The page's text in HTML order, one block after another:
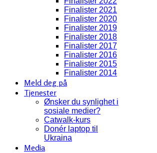
Finalister 2021
Finalister 2020
Finalister 2019
Finalister 2018
Finalister 2017
Finalister 2016
Finalister 2015
Finalister 2014
Meld deg på
Tjenester
Ønsker du synlighet i
sosiale medier?
Catwalk-kurs
Donér laptop til
Ukraina
Media